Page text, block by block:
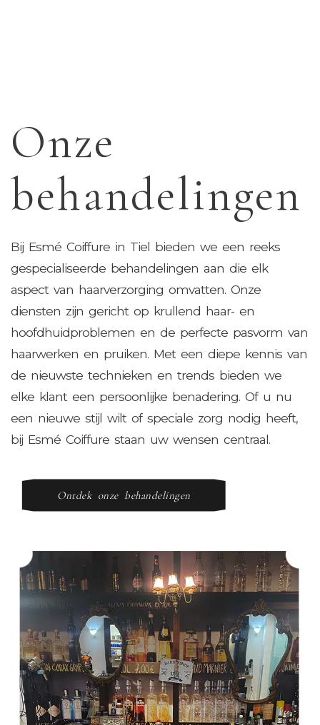
Onze
behandeling­en
Bij Esmé Coiffure in Tiel bieden we een reeks
gespecialiseerde behandelingen aan die elk
aspect van haarverzorging omvatten. Onze
diensten zijn gericht op krullend haar- en
hoofdhuidproblemen en de perfecte pasvorm van
haarwerken en pruiken. Met een diepe kennis van
de nieuwste technieken en trends bieden we
elke klant een persoonlijke benadering. Of u nu
een nieuwe stijl wilt of speciale zorg nodig heeft,
bij Esmé Coiffure staan uw wensen centraal.
Ontdek onze behandelingen